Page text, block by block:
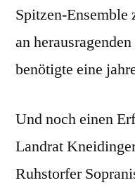
Spitzen-Ensemble
an
benötigte eine
Und noch einen
Landrat
Ruhstorfer